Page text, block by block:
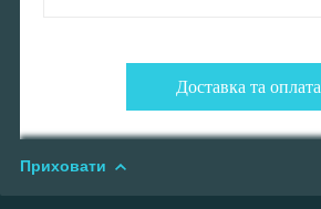
Доставка та оплата
Приховати